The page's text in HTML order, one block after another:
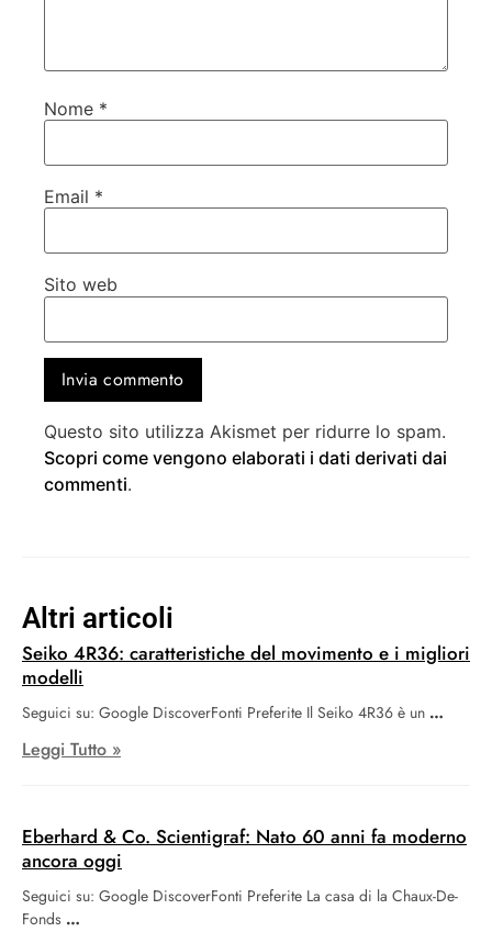
Altri articoli
Seiko 4R36: caratteristiche del movimento e i migliori
modelli
Seguici su: Google DiscoverFonti Preferite Il Seiko 4R36 è un
Leggi Tutto »
Eberhard & Co. Scientigraf: Nato 60 anni fa moderno
ancora oggi
Seguici su: Google DiscoverFonti Preferite La casa di la Chaux-De-
Fonds
Nome *
Email *
Sito web
Questo sito utilizza Akismet per ridurre lo spam.
Scopri come vengono elaborati i dati derivati dai
commenti.